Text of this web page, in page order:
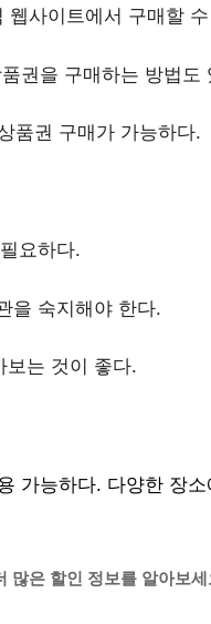
웹사이트에서 구매할
권을 구매하는 방법도
품권 구매가 가능하다.
요하다.
을 숙지해야 한다.
보는 것이 좋다.
가능하다. 다양한 장
많은 할인 정보를 알아보세